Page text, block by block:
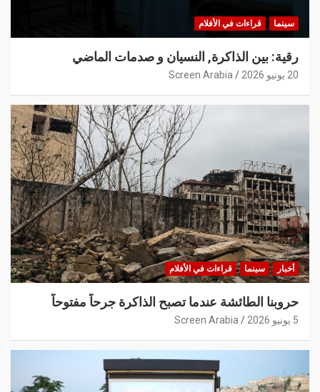
سينما قراءات في الأفلام
رقية: بين الذاكرة, النسيان و صدمات الماضي
20 يونيو 2026 Screen Arabia
أخبار سينما قراءات في الأفلام
حروبنا الطائشة عندما تصبح الذاكرة جرحاً مفتوحاً
5 يونيو 2026 Screen Arabia